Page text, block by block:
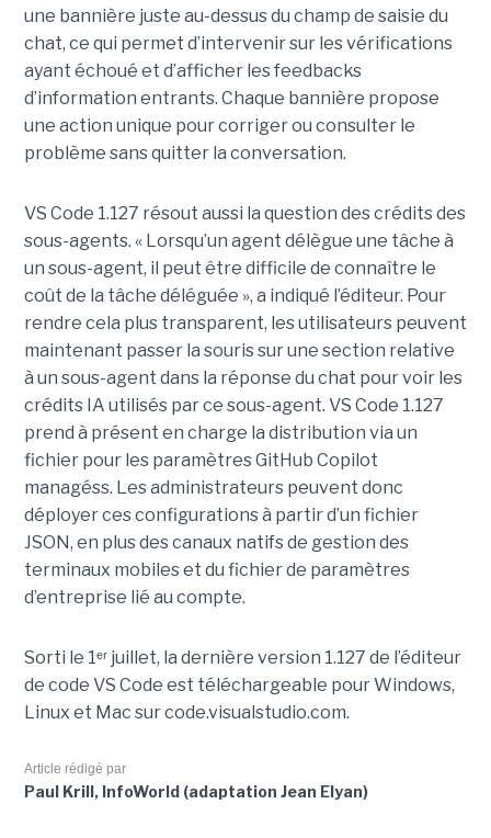
une bannière juste au-dessus du champ de saisie du
chat, ce qui permet d’intervenir sur les vérifications
ayant échoué et d’afficher les feedbacks
d’information entrants. Chaque bannière propose
une action unique pour corriger ou consulter le
problème sans quitter la conversation.
VS Code 1.127 résout aussi la question des crédits des
sous-agents. « Lorsqu’un agent délègue une tâche à
un sous-agent, il peut être difficile de connaître le
coût de la tâche déléguée », a indiqué l’éditeur. Pour
rendre cela plus transparent, les utilisateurs peuvent
maintenant passer la souris sur une section relative
à un sous-agent dans la réponse du chat pour voir les
crédits IA utilisés par ce sous-agent. VS Code 1.127
prend à présent en charge la distribution via un
fichier pour les paramètres GitHub Copilot
managéss. Les administrateurs peuvent donc
déployer ces configurations à partir d’un fichier
JSON, en plus des canaux natifs de gestion des
terminaux mobiles et du fichier de paramètres
d’entreprise lié au compte.
Sorti le 1ᵉʳ juillet, la dernière version 1.127 de l’éditeur
de code VS Code est téléchargeable pour Windows,
Linux et Mac sur code.visualstudio.com.
Article rédigé par
Paul Krill, InfoWorld (adaptation Jean Elyan)